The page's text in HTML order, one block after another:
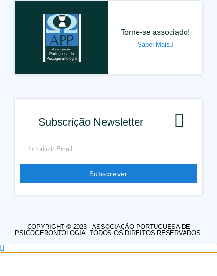
Torne-se associado!
Saber Mais
Subscrição Newsletter
Subscrever
COPYRIGHT © 2023 · ASSOCIAÇÃO PORTUGUESA DE
PSICOGERONTOLOGIA. TODOS OS DIREITOS RESERVADOS.